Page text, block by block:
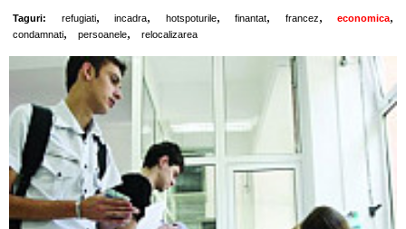
Taguri: refugiati, incadra, hotspoturile, finantat, francez, economica,
condamnati, persoanele, relocalizarea